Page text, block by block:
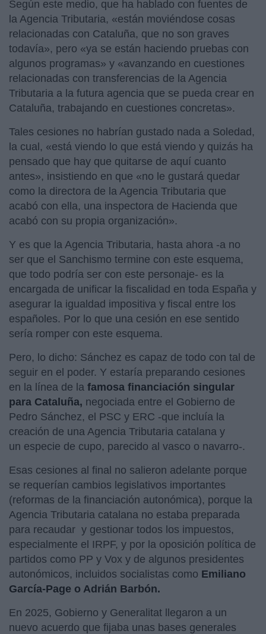
Según este medio, que ha hablado con fuentes de
la Agencia Tributaria, «están moviéndose cosas
relacionadas con Cataluña, que no son graves
todavía», pero «ya se están haciendo pruebas con
algunos programas» y «avanzando en cuestiones
relacionadas con transferencias de la Agencia
Tributaria a la futura agencia que se pueda crear en
Cataluña, trabajando en cuestiones concretas».
Tales cesiones no habrían gustado nada a Soledad,
la cual, «está viendo lo que está viendo y quizás ha
pensado que hay que quitarse de aquí cuanto
antes», insistiendo en que «no le gustará quedar
como la directora de la Agencia Tributaria que
acabó con ella, una inspectora de Hacienda que
acabó con su propia organización».
Y es que la Agencia Tributaria, hasta ahora -a no
ser que el Sanchismo termine con este esquema,
que todo podría ser con este personaje- es la
encargada de unificar la fiscalidad en toda España y
asegurar la igualdad impositiva y fiscal entre los
españoles. Por lo que una cesión en ese sentido
sería romper con este esquema.
Pero, lo dicho: Sánchez es capaz de todo con tal de
seguir en el poder. Y estaría preparando cesiones
en la línea de la famosa financiación singular
para Cataluña, negociada entre el Gobierno de
Pedro Sánchez, el PSC y ERC -que incluía la
creación de una Agencia Tributaria catalana y
un especie de cupo, parecido al vasco o navarro-.
Esas cesiones al final no salieron adelante porque
se requerían cambios legislativos importantes
(reformas de la financiación autonómica), porque la
Agencia Tributaria catalana no estaba preparada
para recaudar y gestionar todos los impuestos,
especialmente el IRPF, y por la oposición política de
partidos como PP y Vox y de algunos presidentes
autonómicos, incluidos socialistas como Emiliano
García-Page o Adrián Barbón.
En 2025, Gobierno y Generalitat llegaron a un
nuevo acuerdo que fijaba unas bases generales